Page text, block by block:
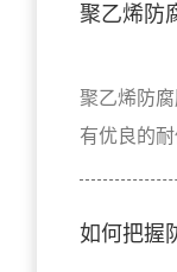
聚乙烯防
聚乙烯防
有优良的
如何把握